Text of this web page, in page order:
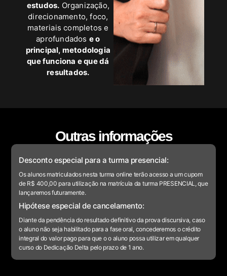
estudos. Organização,
direcionamento, foco,
materiais completos e
aprofundados e o
principal, metodologia
que funciona e que dá
resultados.
Outras informações
Desconto especial para a turma presencial:
Os alunos matriculados nesta turma online terão acesso a um cupom
de R$ 400,00 para utilização na matrícula da turma PRESENCIAL, que
lançaremos futuramente.
Hipótese especial de cancelamento:
Diante da pendência do resultado definitivo da prova discursiva, caso
o aluno não seja habilitado para a fase oral, concederemos o crédito
integral do valor pago para que o o aluno possa utilizar em qualquer
curso do Dedicação Delta pelo prazo de 1 ano.